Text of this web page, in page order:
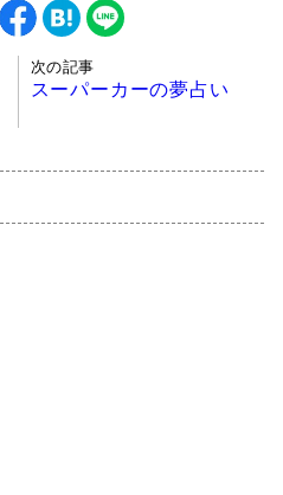
次の記事
スーパーカーの夢占い